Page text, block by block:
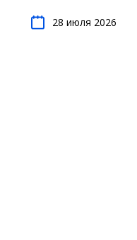
28 июля 2026